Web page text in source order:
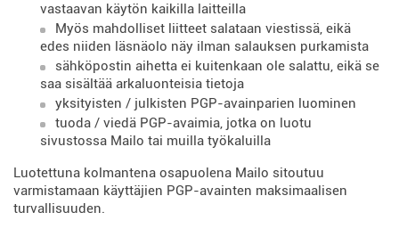
vastaavan käytön kaikilla laitteilla
Myös mahdolliset liitteet salataan viestissä, eikä
edes niiden läsnäolo näy ilman salauksen purkamista
sähköpostin aihetta ei kuitenkaan ole salattu, eikä se
saa sisältää arkaluonteisia tietoja
yksityisten / julkisten PGP-avainparien luominen
tuoda / viedä PGP-avaimia, jotka on luotu
sivustossa Mailo tai muilla työkaluilla
Luotettuna kolmantena osapuolena Mailo sitoutuu
varmistamaan käyttäjien PGP-avainten maksimaalisen
turvallisuuden.